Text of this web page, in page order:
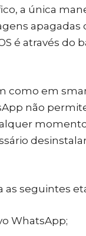
a única
apagadas
é através do
como em
não
as seguintes
WhatsApp;